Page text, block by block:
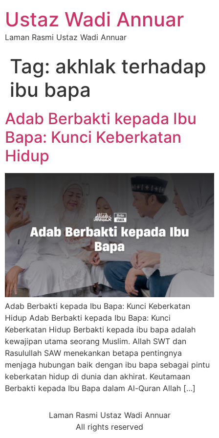
Ustaz Wadi Annuar
Laman Rasmi Ustaz Wadi Annuar
Tag: akhlak terhadap
ibu bapa
Adab Berbakti kepada Ibu
Bapa: Kunci Keberkatan
Hidup
Adab Berbakti kepada Ibu Bapa: Kunci Keberkatan
Hidup Adab Berbakti kepada Ibu Bapa: Kunci
Keberkatan Hidup Berbakti kepada ibu bapa adalah
kewajipan utama seorang Muslim. Allah SWT dan
Rasulullah SAW menekankan betapa pentingnya
menjaga hubungan baik dengan ibu bapa sebagai pintu
keberkatan hidup di dunia dan akhirat. Keutamaan
Berbakti kepada Ibu Bapa dalam Al-Quran Allah […]
Laman Rasmi Ustaz Wadi Annuar
All rights reserved